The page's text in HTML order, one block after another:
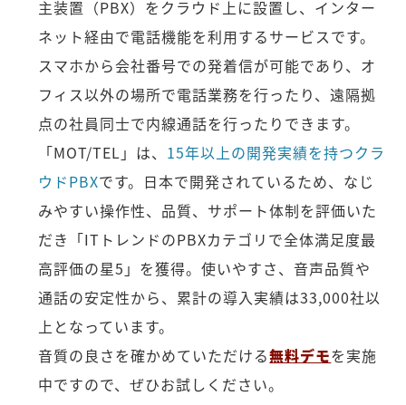
主装置（PBX）をクラウド上に設置し、インター
ネット経由で電話機能を利用するサービスです。
スマホから会社番号での発着信が可能であり、オ
フィス以外の場所で電話業務を行ったり、遠隔拠
点の社員同士で内線通話を行ったりできます。
「MOT/TEL」は、 15年以上の開発実績を持つクラ
ウドPBXです。日本で開発されているため、なじ
みやすい操作性、品質、サポート体制を評価いた
だき「ITトレンドのPBXカテゴリで全体満足度最
高評価の星5」を獲得。使いやすさ、音声品質や
通話の安定性から、累計の導入実績は33,000社以
上となっています。
音質の良さを確かめていただける無料デモを実施
中ですので、ぜひお試しください。